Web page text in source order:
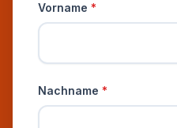
Vorname *
Nachname *